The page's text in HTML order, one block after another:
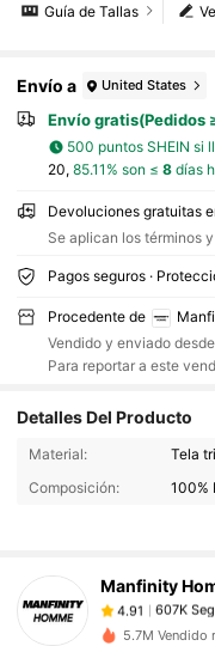
Guía de Tallas
Envío a United States
Envío gratis(Pedidos
500 puntos SHEIN si
20, 85.11% son ≤ 8días
Devoluciones gratuitas
Se aplican los términos
Pagos seguros ·
Procedente de
Vendido y enviado
Para reportar a este
Detalles Del Producto
Material:
Tela
Composición:
100%
Manfinity
607K
607K
n***2pagó
5.7M Vendido